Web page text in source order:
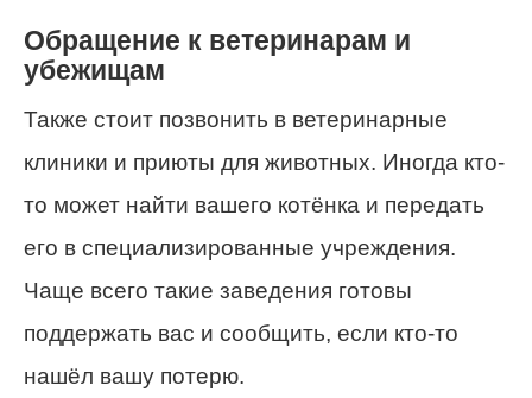
Обращение к ветеринарам и
убежищам
Также стоит позвонить в ветеринарные
клиники и приюты для животных. Иногда кто-
то может найти вашего котёнка и передать
его в специализированные учреждения.
Чаще всего такие заведения готовы
поддержать вас и сообщить, если кто-то
нашёл вашу потерю.